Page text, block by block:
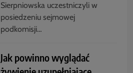
Sierpniowska uczestniczyli w
posiedzeniu sejmowej
podkomisji…
Jak powinno wyglądać